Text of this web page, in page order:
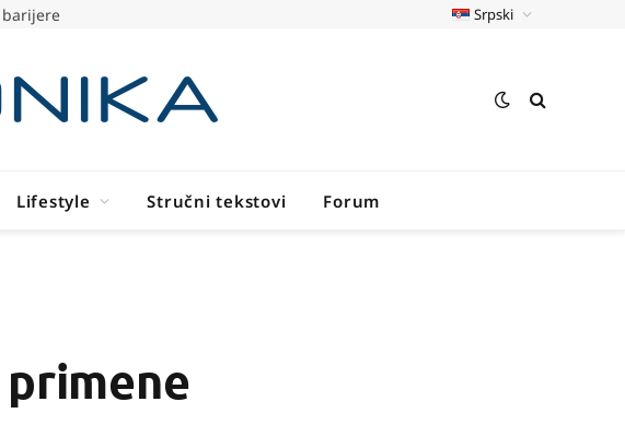
barijere Srpski
Lifestyle Stručni tekstovi Forum